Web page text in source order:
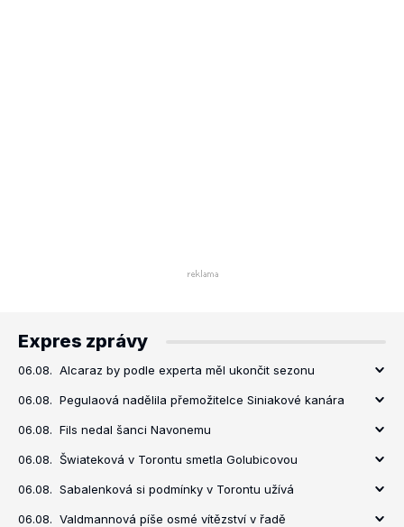
Expres zprávy
06.08. Alcaraz by podle experta měl ukončit sezonu
06.08. Pegulaová nadělila přemožitelce Siniakové kanára
06.08. Fils nedal šanci Navonemu
06.08. Šwiateková v Torontu smetla Golubicovou
06.08. Sabalenková si podmínky v Torontu užívá
06.08. Valdmannová píše osmé vítězství v řadě